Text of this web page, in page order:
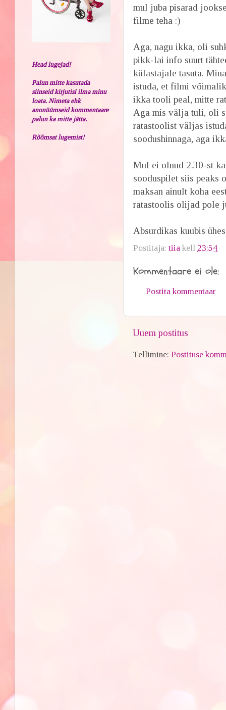
mul juba pisarad
filme teha :)
Aga, nagu ikka, oli
pikk-lai info suurt
külastajale tasuta.
istuda, et filmi
ikka tooli peal, mitte
Aga mis välja tuli, oli
ratastoolist väljas
soodushinnaga, aga
Mul ei olnud 2.30-st
sooduspilet siis peaks
maksan ainult koha
ratastoolis olijad pole
Absurdikas kuubis
Postitaja:tiia kell 23:54
Kommentaare ei ole:
Postita kommentaar
Uuem postitus
Tellimine:Postituse
Head lugejad!
Palun mitte kasutada
siinseid kirjutisi ilma minu
loata. Nimeta ehk
anonüümseid kommentaare
palun ka mitte jätta.
Rõõmsat lugemist!